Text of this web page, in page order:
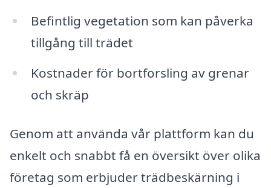
Befintlig vegetation som kan påverka
tillgång till trädet
Kostnader för bortforsling av grenar
och skräp
Genom att använda vår plattform kan du
enkelt och snabbt få en översikt över olika
företag som erbjuder trädbeskärning i